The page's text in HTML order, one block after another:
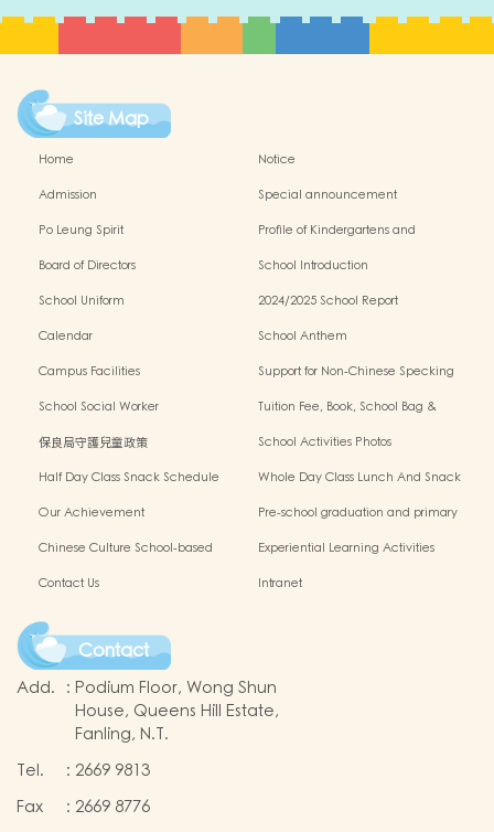
Site Map
Home
Notice
Admission
Special announcement
Po Leung Spirit
Profile of Kindergartens and
Board of Directors
School Introduction
School Uniform
2024/2025 School Report
Calendar
School Anthem
Campus Facilities
Support for Non-Chinese Specking
School Social Worker
Tuition Fee, Book, School Bag &
保良局守護兒童政策
School Activities Photos
Half Day Class Snack Schedule
Whole Day Class Lunch And Snack
Our Achievement
Pre-school graduation and primary
Chinese Culture School-based
Experiential Learning Activities
Contact Us Intranet
Contact
Add. : Podium Floor, Wong Shun
House, Queens Hill Estate,
Fanling, N.T.
Tel.
: 2669 9813
Fax
: 2669 8776